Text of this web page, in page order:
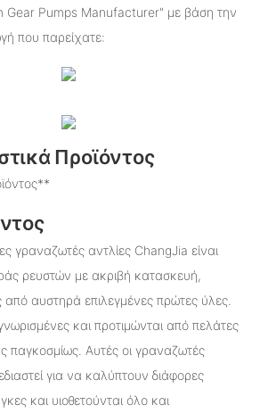
Gear Pumps Manufacturer" με βάση την
που παρείχατε:
Προϊόντος
γραναζωτές αντλίες ChangJia είναι
ρευστών με ακριβή κατασκευή,
αυστηρά επιλεγμένες πρώτες ύλες.
και προτιμώνται από πελάτες
παγκοσμίως. Αυτές οι γραναζωτές
για να καλύπτουν διάφορες
και υιοθετούνται όλο και